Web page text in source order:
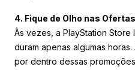
4. Fique de Olho nas
Às vezes, a PlayStation
duram apenas algumas
por dentro dessas